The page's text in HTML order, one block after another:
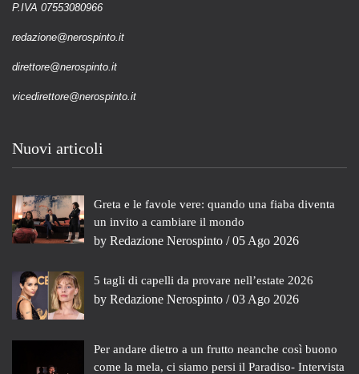
P.IVA 07553080966
redazione@nerospinto.it
direttore@nerospinto.it
vicedirettore@nerospinto.it
Nuovi articoli
Greta e le favole vere: quando una fiaba diventa
un invito a cambiare il mondo
by Redazione Nerospinto / 05 Ago 2026
5 tagli di capelli da provare nell’estate 2026
by Redazione Nerospinto / 03 Ago 2026
Per andare dietro a un frutto neanche così buono
come la mela, ci siamo persi il Paradiso- Intervista